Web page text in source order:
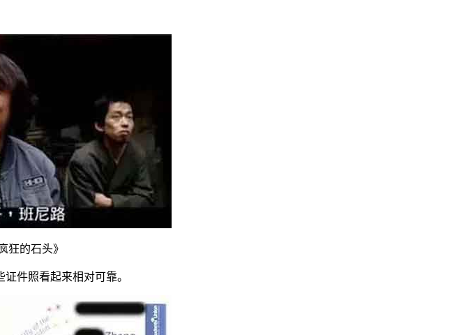
狂的石头》
件照看起来相对可靠。